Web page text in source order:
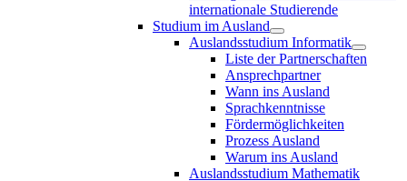
internationale Studierende
Studium im Ausland
Auslandsstudium Informatik
Liste der Partnerschaften
Ansprechpartner
Wann ins Ausland
Sprachkenntnisse
Fördermöglichkeiten
Prozess Ausland
Warum ins Ausland
Auslandsstudium Mathematik